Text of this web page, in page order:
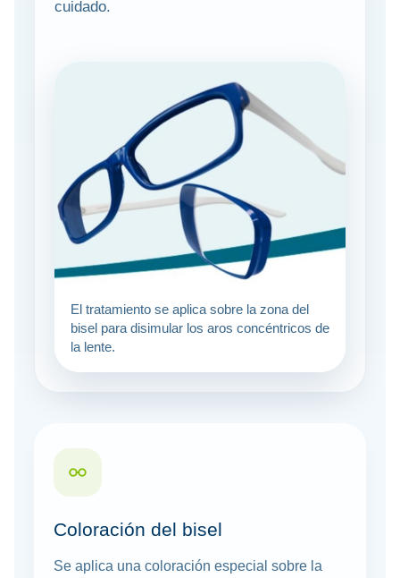
cuidado.
El tratamiento se aplica sobre la zona del
bisel para disimular los aros concéntricos de
la lente.
Coloración del bisel
Se aplica una coloración especial sobre la